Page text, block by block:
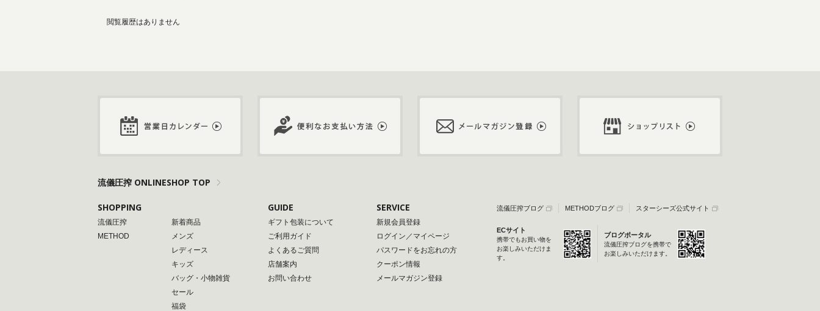
閲覧履歴はありません
流儀圧搾 ONLINESHOP TOP
SHOPPING
流儀圧搾
METHOD
新着商品
メンズ
レディース
キッズ
バッグ・小物雑貨
セール
福袋
GUIDE
ギフト包装について
ご利用ガイド
よくあるご質問
店舗案内
お問い合わせ
SERVICE
新規会員登録
ログイン／マイページ
パスワードをお忘れの方
クーポン情報
メールマガジン登録
流儀圧搾ブログ METHODブログ スターシーズ公式サイト
ECサイト
携帯でもお買い物を
お楽しみいただけま
す。
ブログポータル
流儀圧搾ブログを携帯で
お楽しみいただけます。